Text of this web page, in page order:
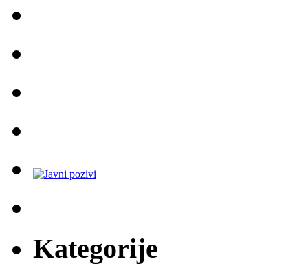
Kategorije